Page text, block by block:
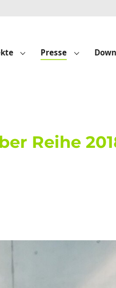
Submenu for
Presse Submenu
Reihe